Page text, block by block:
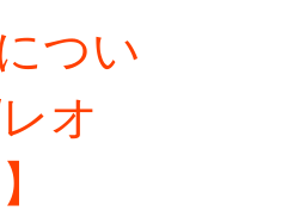
つい
オ